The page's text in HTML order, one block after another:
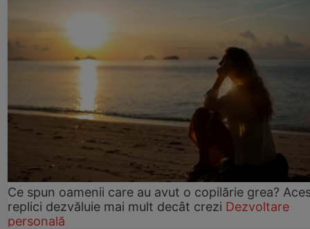
Ce spun oamenii care au avut o copilărie grea?
replici dezvăluie mai mult decât crezi Dezvoltare
personală